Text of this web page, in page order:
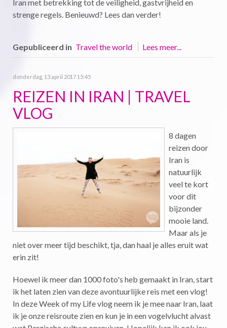
Iran met betrekking tot de veiligheid, gastvrijheid en
strenge regels. Benieuwd? Lees dan verder!
Gepubliceerd in Travel the world Lees meer...
donderdag, 13 april 2017 15:45
REIZEN IN IRAN | TRAVEL
VLOG
8 dagen
reizen door
Iran is
natuurlijk
veel te kort
voor dit
bijzonder
mooie land.
Maar als je
niet over meer tijd beschikt, tja, dan haal je alles eruit wat
erin zit!
Hoewel ik meer dan 1000 foto's heb gemaakt in Iran, start
ik het laten zien van deze avontuurlijke reis met een vlog!
In deze Week of my Life vlog neem ik je mee naar Iran, laat
ik je onze reisroute zien en kun je in een vogelvlucht alvast